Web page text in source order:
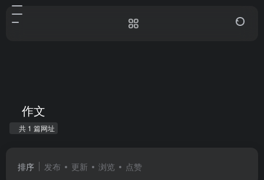
作文
共 1 篇网址
排序 发布 更新 浏览 点赞